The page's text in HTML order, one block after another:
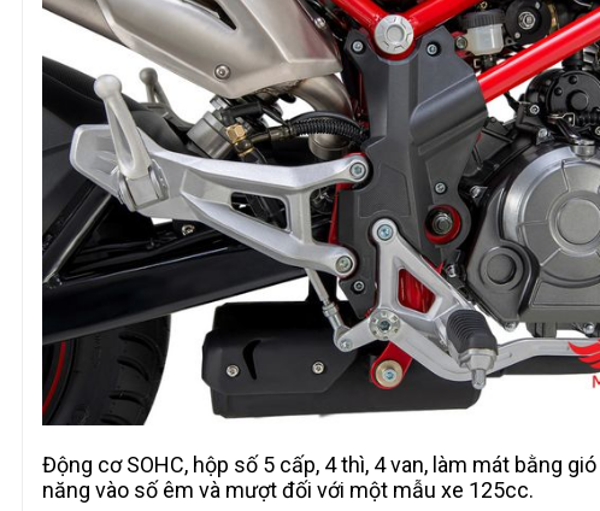
Động cơ SOHC, hộp số 5 cấp, 4 thì, 4 van, làm mát bằng
năng vào số êm và mượt đối với một mẫu xe 125cc.